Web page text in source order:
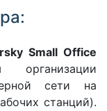
Small Office
сети на
станций).